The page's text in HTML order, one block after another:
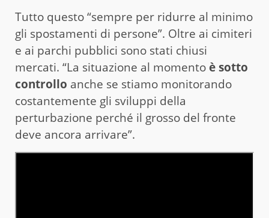
Tutto questo “sempre per ridurre al minimo
gli spostamenti di persone”. Oltre ai cimiteri
e ai parchi pubblici sono stati chiusi
mercati. “La situazione al momento è sotto
controllo anche se stiamo monitorando
costantemente gli sviluppi della
perturbazione perché il grosso del fronte
deve ancora arrivare”.